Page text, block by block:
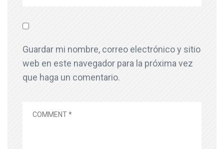
Guardar mi nombre, correo electrónico y sitio
web en este navegador para la próxima vez
que haga un comentario.